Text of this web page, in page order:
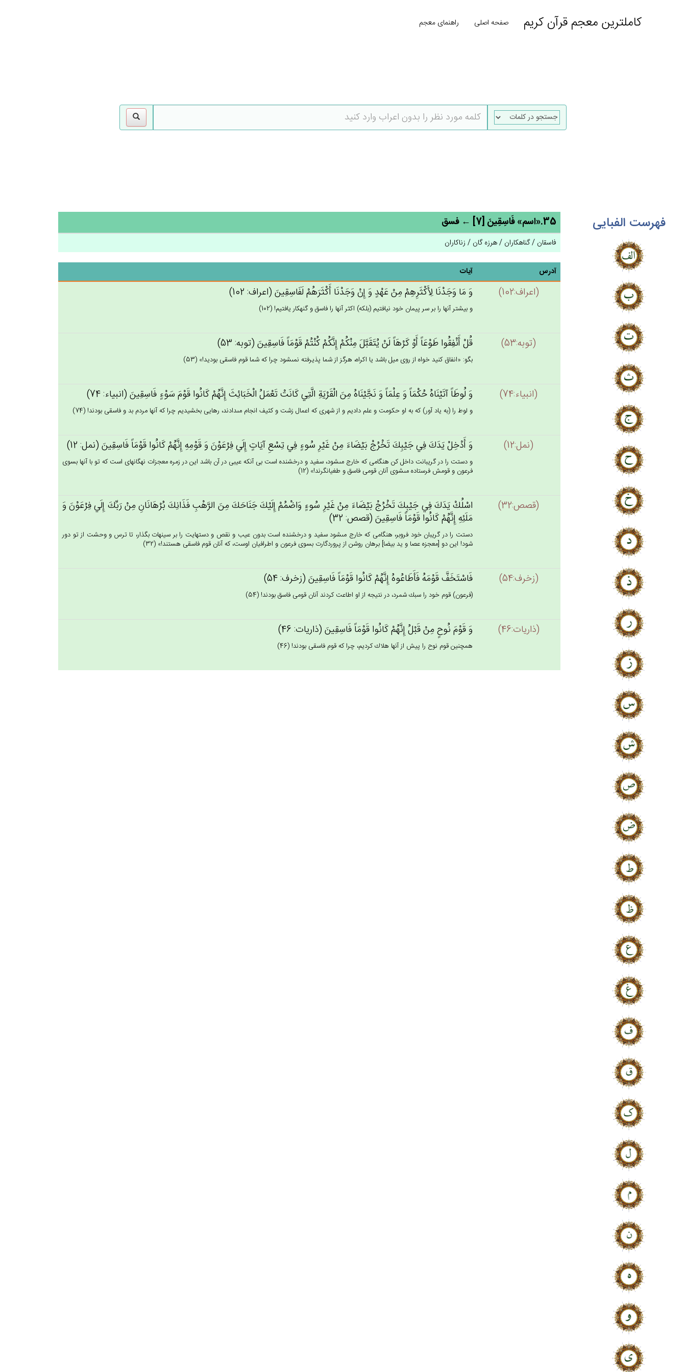
کاملترین معجم قرآن کریم صفحه اصلی راهنمای معجم
فهرست الفبایی 35.«اسم» فَاسِقِين‌َ [7] ← فسق
فاسقان / گناهکاران / هرزه گان / زناکاران
آدرس آیات
(اعراف:102) وَ مَا وَجَدْنَا لِأَكْثَرِهِم‌ْ مِن‌ْ عَهْدٍ وَ إِن‌ْ وَجَدْنَا أَكْثَرَهُم‌ْ لَفَاسِقِين‌َ (اعراف: 102)
و بيشتر آنها را بر سر پيمان خود نيافتيم (بلكه) اكثر آنها را فاسق و گنهكار يافتيم! (102)
(توبه:53) قُل‌ْ أَنْفِقُوا طَوْعَاً أَوْ كَرْهَاً لَن‌ْ يُتَقَبَّل‌َ مِنْكُم‌ْ إِنَّكُم‌ْ كُنْتُم‌ْ قَوْمَاً فَاسِقِين‌َ (توبه: 53)
بگو: «انفاق كنيد خواه از روى ميل باشد يا اكراه، هرگز از شما پذيرفته نمى‏شود چرا كه شما قوم فاسقى بوديد!» (53)
(انبياء:74) وَ لُوطَاً آتَيْنَاه‌ُ حُكْمَاً وَ عِلْمَاً وَ نَجَّيْنَاه‌ُ مِن‌َ الْقَرْيَة‌ِ الَّتِي‌ كَانَت‌ْ تَعْمَل‌ُ الْخَبَائِث‌َ إِنَّهُم‌ْ كَانُوا قَوْم‌َ سَوْءٍ فَاسِقِين‌َ (انبياء: 74)
و لوط را (به ياد آور) كه به او حكومت و علم داديم و از شهرى كه اعمال زشت و كثيف انجام مى‏دادند، رهايى بخشيديم چرا كه آنها مردم بد و فاسقى بودند! (74)
(نمل:12) وَ أَدْخِل‌ْ يَدَك‌َ فِي‌ جَيْبِك‌َ تَخْرُج‌ْ بَيْضَاءَ مِن‌ْ غَيْرِ سُوءٍ فِي‌ تِسْع‌ِ آيَات‌ٍ إِلَي‌ فِرْعَوْن‌َ وَ قَوْمِه‌ِ إِنَّهُم‌ْ كَانُوا قَوْمَاً فَاسِقِين‌َ (نمل: 12)
و دستت را در گريبانت داخل كن هنگامى كه خارج مى‏شود، سفيد و درخشنده است بى آنكه عيبى در آن باشد اين در زمره معجزات نه‏گانه‏اى است كه تو با آنها بسوى
فرعون و قومش فرستاده مى‏شوى آنان قومى فاسق و طغيانگرند!» (12)
(قصص:32)
اسْلُك‌ْ يَدَك‌َ فِي‌ جَيْبِك‌َ تَخْرُج‌ْ بَيْضَاءَ مِن‌ْ غَيْرِ سُوءٍ وَاضْمُم‌ْ إِلَيْك‌َ جَنَاحَك‌َ مِن‌َ الرَّهْب‌ِ فَذَانِك‌َ بُرْهَانَانِ‌ مِنْ‌ رَبِّك‌َ إِلَي‌ فِرْعَوْن‌َ وَ
مَلَئِه‌ِ إِنَّهُم‌ْ كَانُوا قَوْمَاً فَاسِقِين‌َ (قصص: 32)
دستت را در گريبان خود فروبر، هنگامى كه خارج مى‏شود سفيد و درخشنده است بدون عيب و نقص و دستهايت را بر سينه‏ات بگذار، تا ترس و وحشت از تو دور
شود! اين دو [معجزه عصا و يد بيضا] برهان روشن از پروردگارت بسوى فرعون و اطرافيان اوست، كه آنان قوم فاسقى هستند!» (32)
(زخرف:54) فَاسْتَخَف‌َّ قَوْمَه‌ُ فَأَطَاعُوه‌ُ إِنَّهُم‌ْ كَانُوا قَوْمَاً فَاسِقِين‌َ (زخرف: 54)
(فرعون) قوم خود را سبك شمرد، در نتيجه از او اطاعت كردند آنان قومى فاسق بودند! (54)
(ذاريات:46) وَ قَوْم‌َ نُوح‌ٍ مِنْ‌ قَبْل‌ُ إِنَّهُم‌ْ كَانُوا قَوْمَاً فَاسِقِين‌َ (ذاريات: 46)
همچنين قوم نوح را پيش از آنها هلاك كرديم، چرا كه قوم فاسقى بودند! (46)